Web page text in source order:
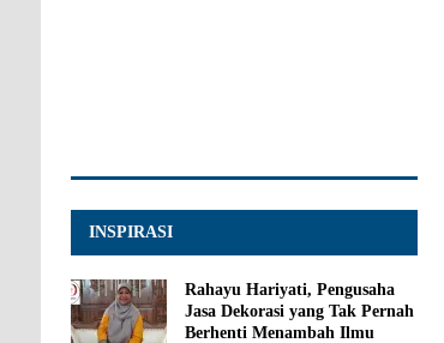
INSPIRASI
Rahayu Hariyati, Pengusaha
Jasa Dekorasi yang Tak Pernah
Berhenti Menambah Ilmu